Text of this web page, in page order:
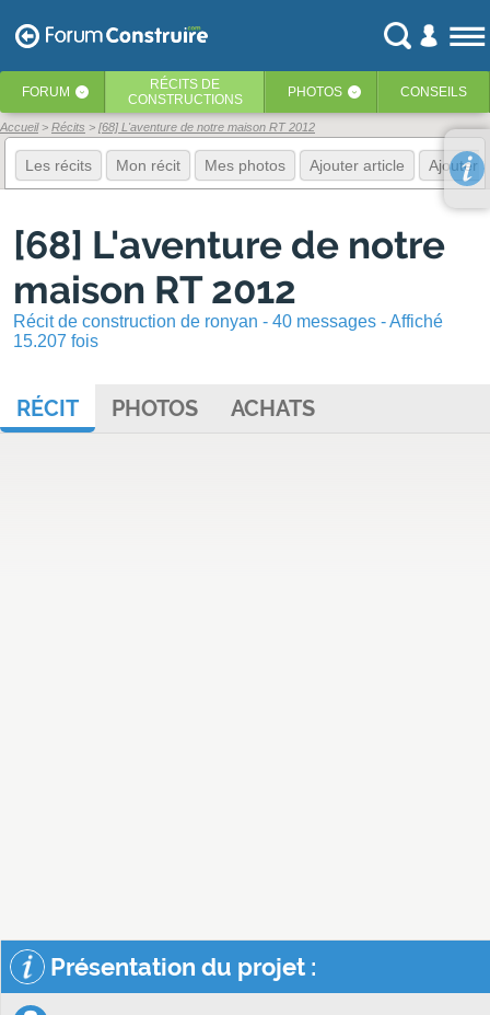
FORUM ‹ RÉCITS DE
CONSTRUCTIONS
PHOTOS ‹ CONSEILS
Accueil Récits [68] L'aventure de notre maison RT 2012
Les récits Mon récit Mes photos Ajouter article Ajouter
[68] L'aventure de notre
maison RT 2012
Récit de construction de ronyan - 40 messages - Affiché
15.207 fois
RÉCIT PHOTOS ACHATS
Présentation du projet :